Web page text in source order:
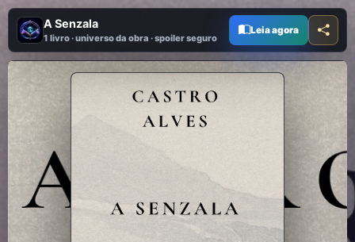
A Senzala
1 livro · universo da obra · spoiler seguro
Leia agora